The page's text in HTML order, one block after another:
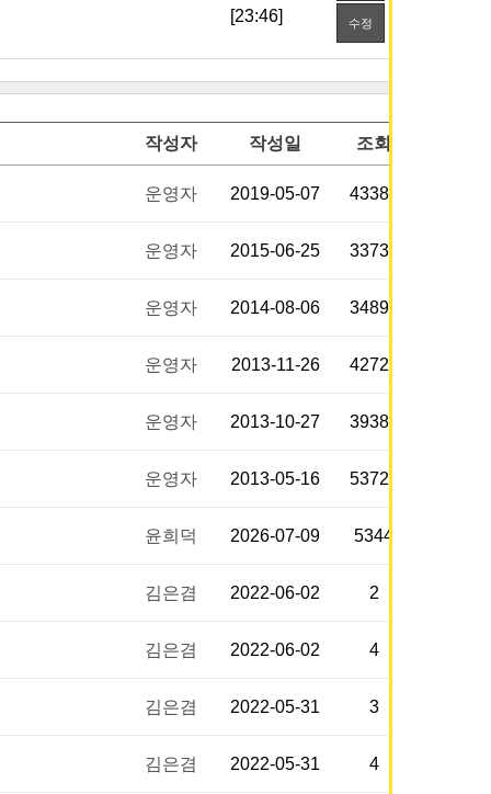
[23:46] 수정
작성자 작성일 조회
운영자 2019-05-07 43382
운영자 2015-06-25 33730
운영자 2014-08-06 34899
운영자 2013-11-26 42722
운영자 2013-10-27 39383
운영자 2013-05-16 53728
윤희덕 2026-07-09 5344
김은겸 2022-06-02 2
김은겸 2022-06-02 4
김은겸 2022-05-31 3
김은겸 2022-05-31 4